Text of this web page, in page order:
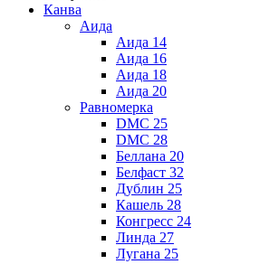
Канва
Аида
Аида 14
Аида 16
Аида 18
Аида 20
Равномерка
DMC 25
DMC 28
Беллана 20
Белфаст 32
Дублин 25
Кашель 28
Конгресс 24
Линда 27
Лугана 25